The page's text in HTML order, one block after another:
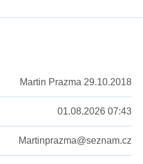
Martin Prazma 29.10.2018
01.08.2026 07:43
Martinprazma@seznam.cz